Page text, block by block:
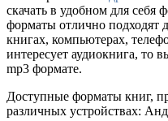
скачать в удобном для себя
форматы отлично подходят
книгах, компьютерах,
интересует аудиокнига, то
mp3 формате.
Доступные форматы книг,
различных устройствах: